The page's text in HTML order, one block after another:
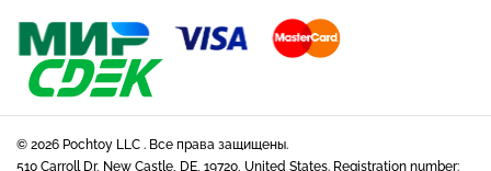
© 2026 Pochtoy LLC . Все права защищены.
510 Carroll Dr, New Castle, DE, 19720, United States. Registration number: